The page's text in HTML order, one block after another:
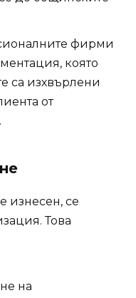
фирми
която
са изхвърлени
от
изнесен, се
Това
на